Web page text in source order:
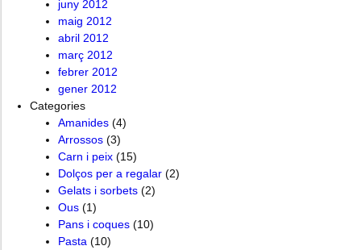
juny 2012
maig 2012
abril 2012
març 2012
febrer 2012
gener 2012
Categories
Amanides (4)
Arrossos (3)
Carn i peix (15)
Dolços per a regalar (2)
Gelats i sorbets (2)
Ous (1)
Pans i coques (10)
Pasta (10)